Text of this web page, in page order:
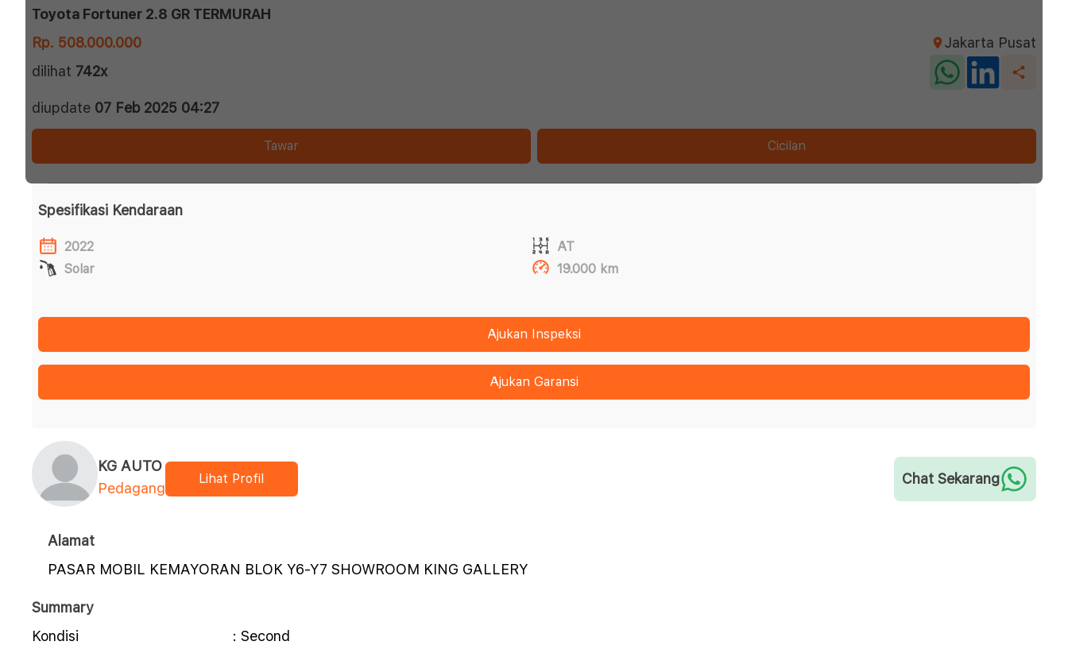
Toyota Fortuner 2.8 GR TERMURAH
Rp. 508.000.000
Jakarta Pusat
dilihat 742x
diupdate 07 Feb 2025 04:27
Tawar Cicilan
Spesifikasi Kendaraan
2022
AT
Solar
19.000 km
Ajukan Inspeksi
Ajukan Garansi
KG AUTO
Pedagang
Lihat Profil Chat Sekarang
Alamat
PASAR MOBIL KEMAYORAN BLOK Y6-Y7 SHOWROOM KING GALLERY
Summary
Kondisi
: Second